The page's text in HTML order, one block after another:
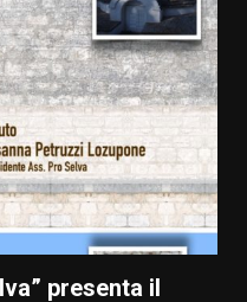
presenta il